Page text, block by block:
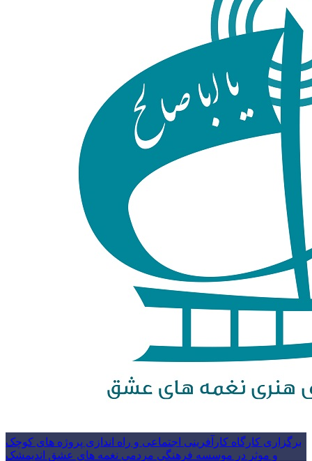
برگزاری کارگاه کارآفرینی اجتماعی و راه اندازی پروژه های کوچک
و موثر در موسسه فرهنگی مردمی نغمه های عشق اندیمشک